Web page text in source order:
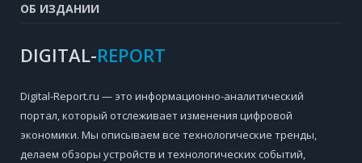
ОБ ИЗДАНИИ
DIGITAL-REPORT
Digital-Report.ru — это информационно-аналитический
портал, который отслеживает изменения цифровой
экономики. Мы описываем все технологические тренды,
делаем обзоры устройств и технологических событий,